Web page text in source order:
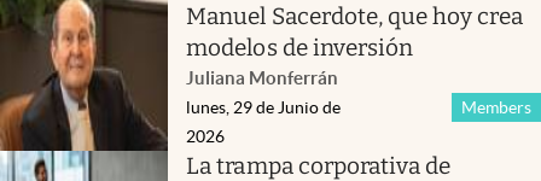
Manuel Sacerdote, que hoy crea
modelos de inversión
Juliana Monferrán
Members
lunes, 29 de Junio de
2026
La trampa corporativa de